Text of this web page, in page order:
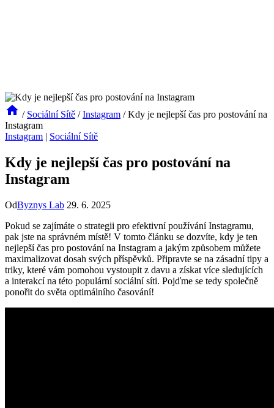
/ Sociální Sítě / Instagram / Kdy je nejlepší čas pro postování na
Instagram
Instagram | Sociální Sítě
Kdy je nejlepší čas pro postování na
Instagram
OdByznys Lab 29. 6. 2025
Pokud se zajímáte o strategii pro efektivní používání Instagramu,
pak jste na správném místě! V tomto článku se dozvíte, kdy je ten
nejlepší čas pro postování na Instagram a jakým způsobem můžete
maximalizovat dosah svých příspěvků. Připravte se na zásadní tipy a
triky, které vám pomohou vystoupit z davu a získat více sledujících
a interakcí na této populární sociální síti. Pojďme se tedy společně
ponořit do světa optimálního časování!